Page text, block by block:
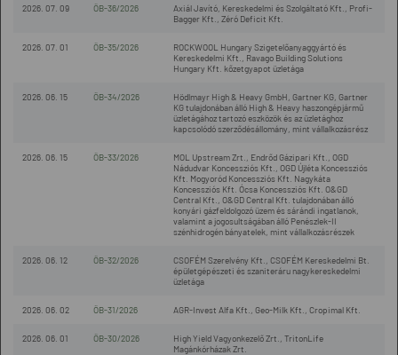
2026. 07. 09 ÖB-36/2026
Axiál Javító, Kereskedelmi és Szolgáltató Kft., Profi-
Bagger Kft., Zéró Deficit Kft.
2026. 07. 01 ÖB-35/2026
ROCKWOOL Hungary Szigetelőanyaggyártó és
Kereskedelmi Kft., Ravago Building Solutions
Hungary Kft. kőzetgyapot üzletága
2026. 06. 15 ÖB-34/2026
Hödlmayr High & Heavy GmbH, Gartner KG, Gartner
KG tulajdonában álló High & Heavy haszongépjármű
üzletágához tartozó eszközök és az üzletághoz
kapcsolódó szerződésállomány, mint vállalkozásrész
2026. 06. 15 ÖB-33/2026
MOL Upstream Zrt., Endrőd Gázipari Kft., OGD
Nádudvar Koncessziós Kft., OGD Újléta Koncessziós
Kft. Mogyoród Koncessziós Kft. Nagykáta
Koncessziós Kft. Ócsa Koncessziós Kft. O&GD
Central Kft., O&GD Central Kft. tulajdonában álló
konyári gázfeldolgozó üzem és sárándi ingatlanok,
valamint a jogosultságában álló Penészlek-II
szénhidrogén bányatelek, mint vállalkozásrészek
2026. 06. 12 ÖB-32/2026
CSOFÉM Szerelvény Kft., CSOFÉM Kereskedelmi Bt.
épületgépészeti és szaniteráru nagykereskedelmi
üzletága
2026. 06. 02 ÖB-31/2026 AGR-Invest Alfa Kft., Geo-Milk Kft., Cropimal Kft.
2026. 06. 01 ÖB-30/2026
High Yield Vagyonkezelő Zrt., TritonLife
Magánkórházak Zrt.